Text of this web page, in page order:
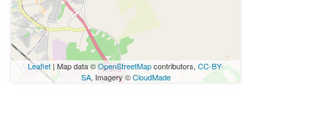
Leaflet | Map data ©OpenStreetMapcontributors, CC-BY-
SA, Imagery ©CloudMade